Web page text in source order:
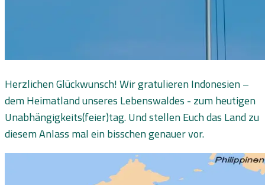
Herzlichen Glückwunsch! Wir gratulieren Indonesien –
dem Heimatland unseres Lebenswaldes - zum heutigen
Unabhängigkeits(feier)tag. Und stellen Euch das Land zu
diesem Anlass mal ein bisschen genauer vor.